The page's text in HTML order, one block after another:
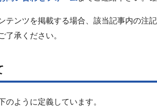
テンツを掲載する場合、該当記事内の注
了承ください。
ように定義しています。